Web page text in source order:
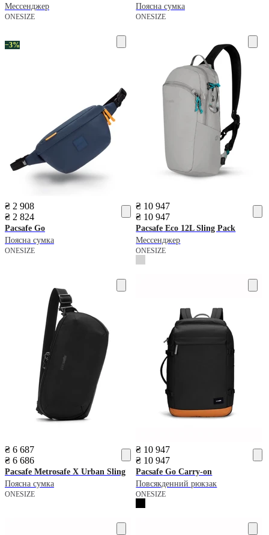
Мессенджер
ONESIZE
Поясна сумка
ONESIZE
−3%
₴ 2 908
₴ 2 824
Pacsafe Go
Поясна сумка
ONESIZE
₴ 10 947
₴ 10 947
Pacsafe Eco 12L Sling Pack
Мессенджер
ONESIZE
₴ 6 687
₴ 6 686
Pacsafe Metrosafe X Urban Sling
Поясна сумка
ONESIZE
₴ 10 947
₴ 10 947
Pacsafe Go Carry-on
Повсякденний рюкзак
ONESIZE